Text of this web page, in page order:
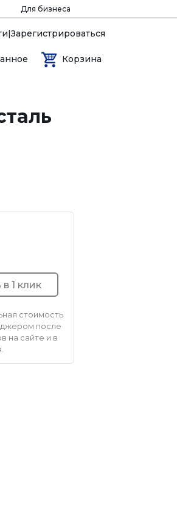
Для бизнеса
Корзина
в 1 клик
стоимость
после
на сайте и в